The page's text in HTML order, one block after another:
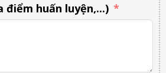
điểm huấn luyện,...)